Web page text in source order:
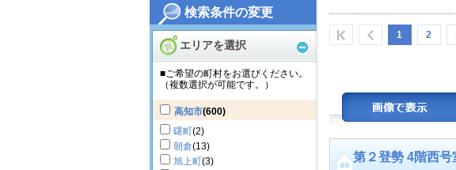
検索条件の変更
エリアを選択
■ご希望の町村をお選びください。
（複数選択が可能です。）
高知市(600)
曙町(2)
朝倉(13)
旭上町(3)
1 2
第２登勢 4階西号